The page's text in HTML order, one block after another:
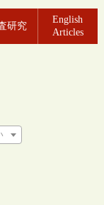
研究
English
Articles